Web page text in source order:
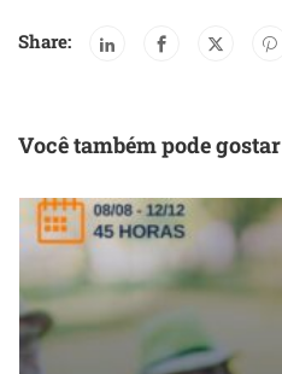
Share:
Você também pode gostar